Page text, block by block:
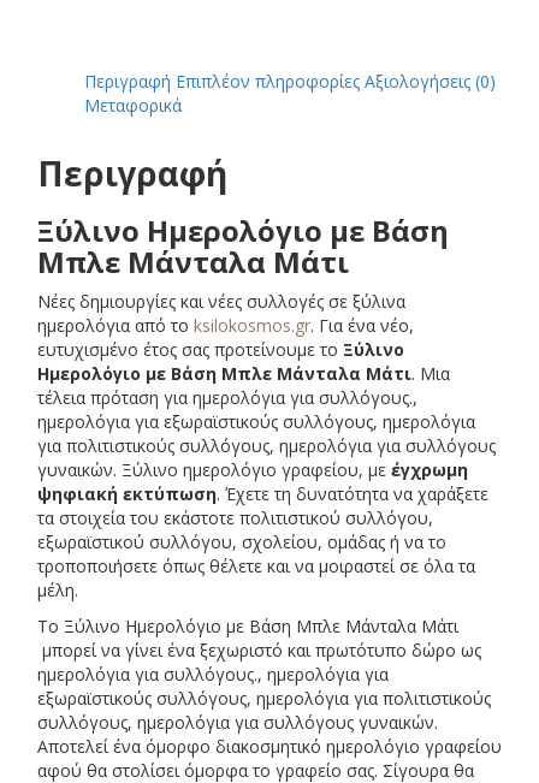
Περιγραφή Επιπλέον πληροφορίες Αξιολογήσεις (0)
Μεταφορικά
Περιγραφή
Ξύλινο Ημερολόγιο με Βάση
Μπλε Μάνταλα Μάτι
Νέες δημιουργίες και νέες συλλογές σε ξύλινα
ημερολόγια από το ksilokosmos.gr. Για ένα νέο,
ευτυχισμένο έτος σας προτείνουμε το Ξύλινο
Ημερολόγιο με Βάση Μπλε Μάνταλα Μάτι. Μια
τέλεια πρόταση για ημερολόγια για συλλόγους.,
ημερολόγια για εξωραϊστικούς συλλόγους, ημερολόγια
για πολιτιστικούς συλλόγους, ημερολόγια για συλλόγους
γυναικών. Ξύλινο ημερολόγιο γραφείου, με έγχρωμη
ψηφιακή εκτύπωση. Έχετε τη δυνατότητα να χαράξετε
τα στοιχεία του εκάστοτε πολιτιστικού συλλόγου,
εξωραϊστικού συλλόγου, σχολείου, ομάδας ή να το
τροποποιήσετε όπως θέλετε και να μοιραστεί σε όλα τα
μέλη.
Το Ξύλινο Ημερολόγιο με Βάση Μπλε Μάνταλα Μάτι
μπορεί να γίνει ένα ξεχωριστό και πρωτότυπο δώρο ως
ημερολόγια για συλλόγους., ημερολόγια για
εξωραϊστικούς συλλόγους, ημερολόγια για πολιτιστικούς
συλλόγους, ημερολόγια για συλλόγους γυναικών.
Αποτελεί ένα όμορφο διακοσμητικό ημερολόγιο γραφείου
αφού θα στολίσει όμορφα το γραφείο σας. Σίγουρα θα